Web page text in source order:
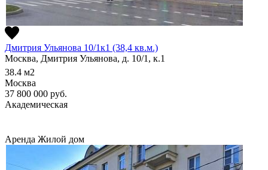
Дмитрия Ульянова 10/1к1 (38,4 кв.м.)
Москва, Дмитрия Ульянова, д. 10/1, к.1
38.4 м2
Москва
37 800 000 руб.
Академическая
Аренда Жилой дом